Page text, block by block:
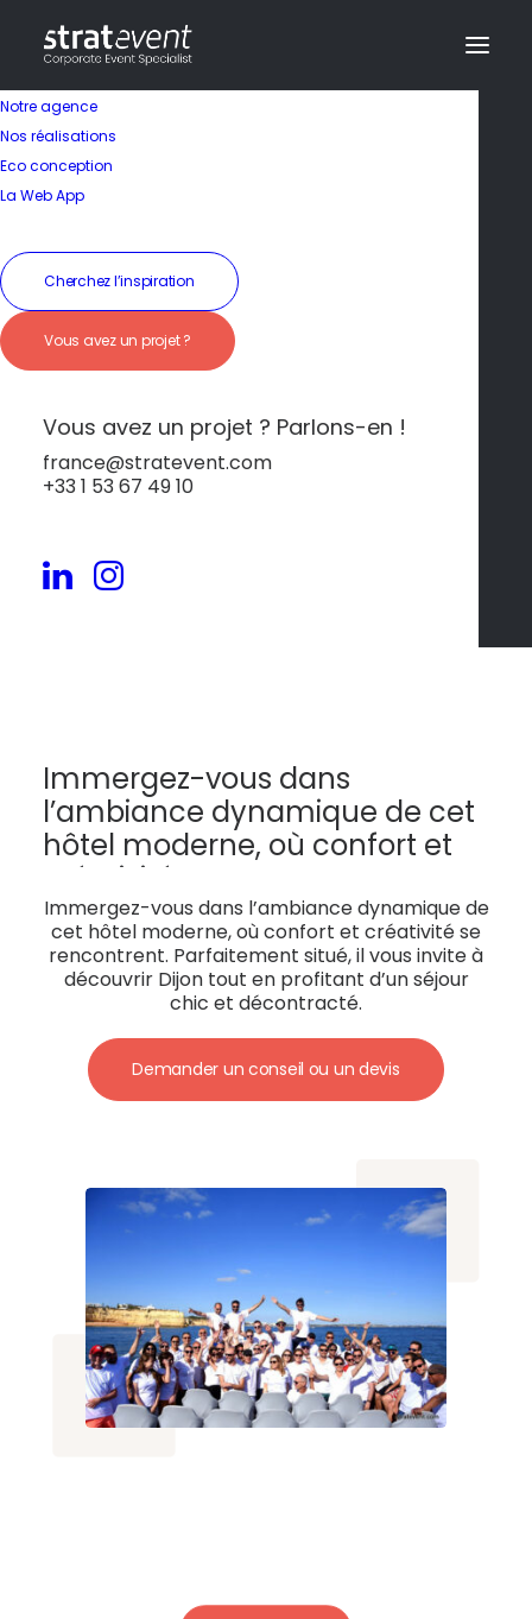
Notre agence
Nos réalisations
Eco conception
La Web App
Cherchez l’inspiration
Vous avez un projet ?
Vous avez un projet ? Parlons-en !
france@stratevent.com
+33 1 53 67 49 10
Vibrance et design
moderne
Immergez-vous dans
l’ambiance dynamique de cet
hôtel moderne, où confort et
créativité se rencontrent.
Parfaitement situé, il vous invite
à découvrir Dijon tout en
profitant d’un séjour chic et
décontracté.
Immergez-vous dans l’ambiance dynamique de
cet hôtel moderne, où confort et créativité se
rencontrent. Parfaitement situé, il vous invite à
découvrir Dijon tout en profitant d’un séjour
chic et décontracté.
Demander un conseil ou un devis